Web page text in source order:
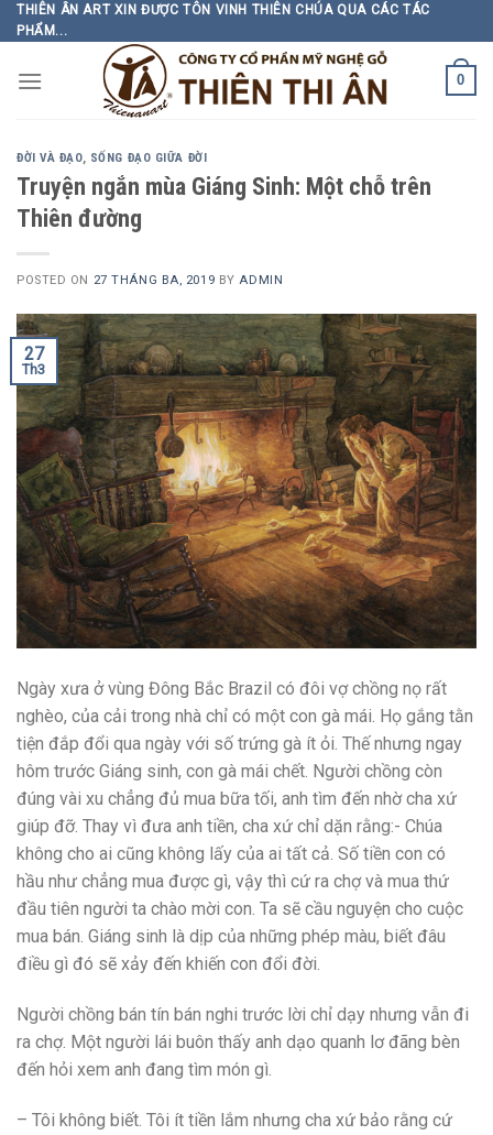
Skip
to
THIÊN ÂN ART XIN ĐƯỢC TÔN VINH THIÊN CHÚA QUA CÁC TÁC
PHẨM...
0
ĐỜI VÀ ĐẠO, SỐNG ĐẠO GIỮA ĐỜI
Truyện ngắn mùa Giáng Sinh: Một chỗ trên
Thiên đường
POSTED ON 27 THÁNG BA, 2019 BY ADMIN
27
Th3
Ngày xưa ở vùng Đông Bắc Brazil có đôi vợ chồng nọ rất
nghèo, của cải trong nhà chỉ có một con gà mái. Họ gắng tằn
tiện đắp đổi qua ngày với số trứng gà ít ỏi. Thế nhưng ngay
hôm trước Giáng sinh, con gà mái chết. Người chồng còn
đúng vài xu chẳng đủ mua bữa tối, anh tìm đến nhờ cha xứ
giúp đỡ. Thay vì đưa anh tiền, cha xứ chỉ dặn rằng:- Chúa
không cho ai cũng không lấy của ai tất cả. Số tiền con có
hầu như chẳng mua được gì, vậy thì cứ ra chợ và mua thứ
đầu tiên người ta chào mời con. Ta sẽ cầu nguyện cho cuộc
mua bán. Giáng sinh là dịp của những phép màu, biết đâu
điều gì đó sẽ xảy đến khiến con đổi đời.
Người chồng bán tín bán nghi trước lời chỉ dạy nhưng vẫn đi
ra chợ. Một người lái buôn thấy anh dạo quanh lơ đãng bèn
đến hỏi xem anh đang tìm món gì.
– Tôi không biết. Tôi ít tiền lắm nhưng cha xứ bảo rằng cứ